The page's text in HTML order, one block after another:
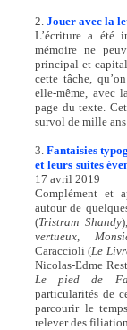
2.Jouer avec la
L’écriture a été
mémoire ne
principal et
cette tâche,
elle-même, avec
page du texte.
survol de mille
3.Fantaisies
et leurs suites
17 avril 2019
Complément et
autour de
(Tristram Shandy
vertueux,
Caraccioli (Le
Nicolas-Edme
Le pied de
particularités de
parcourir le
relever des